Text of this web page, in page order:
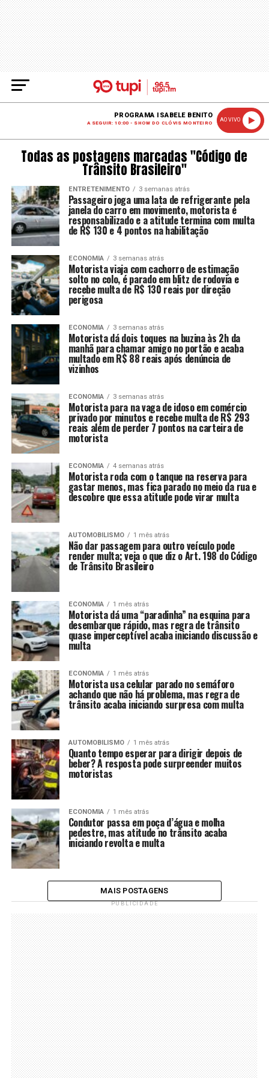
PROGRAMA ISABELE BENITO
A SEGUIR: 10:00 - SHOW DO CLÓVIS MONTEIRO
AO VIVO
Todas as postagens marcadas "Código de
Trânsito Brasileiro"
ENTRETENIMENTO 3 semanas atrás
Passageiro joga uma lata de refrigerante pela
janela do carro em movimento, motorista é
responsabilizado e a atitude termina com multa
de R$ 130 e 4 pontos na habilitação
ECONOMIA 3 semanas atrás
Motorista viaja com cachorro de estimação
solto no colo, é parado em blitz de rodovia e
recebe multa de R$ 130 reais por direção
perigosa
ECONOMIA 3 semanas atrás
Motorista dá dois toques na buzina às 2h da
manhã para chamar amigo no portão e acaba
multado em R$ 88 reais após denúncia de
vizinhos
ECONOMIA 3 semanas atrás
Motorista para na vaga de idoso em comércio
privado por minutos e recebe multa de R$ 293
reais além de perder 7 pontos na carteira de
motorista
ECONOMIA 4 semanas atrás
Motorista roda com o tanque na reserva para
gastar menos, mas fica parado no meio da rua e
descobre que essa atitude pode virar multa
AUTOMOBILISMO 1 mês atrás
Não dar passagem para outro veículo pode
render multa; veja o que diz o Art. 198 do Código
de Trânsito Brasileiro
ECONOMIA 1 mês atrás
Motorista dá uma “paradinha” na esquina para
desembarque rápido, mas regra de trânsito
quase imperceptível acaba iniciando discussão e
multa
ECONOMIA 1 mês atrás
Motorista usa celular parado no semáforo
achando que não há problema, mas regra de
trânsito acaba iniciando surpresa com multa
AUTOMOBILISMO 1 mês atrás
Quanto tempo esperar para dirigir depois de
beber? A resposta pode surpreender muitos
motoristas
ECONOMIA 1 mês atrás
Condutor passa em poça d’água e molha
pedestre, mas atitude no trânsito acaba
iniciando revolta e multa
MAIS POSTAGENS
PUBLICIDADE